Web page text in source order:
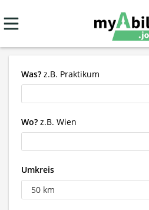
Was? z.B. Praktikum
Wo? z.B. Wien
Umkreis